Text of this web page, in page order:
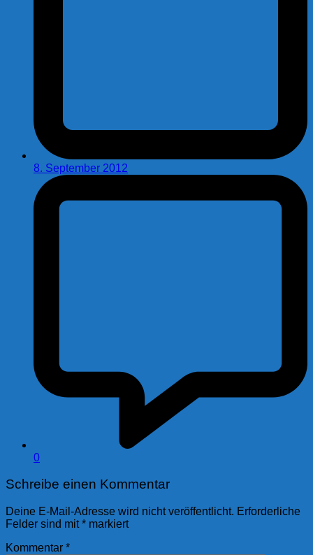
8. September 2012
0
Schreibe einen Kommentar
Deine E-Mail-Adresse wird nicht veröffentlicht. Erforderliche
Felder sind mit* markiert
Kommentar *